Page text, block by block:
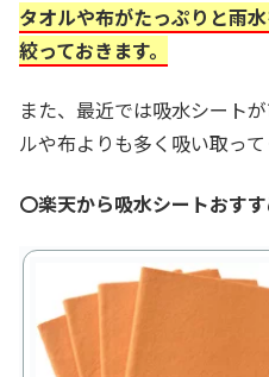
タオルや布がたっぷりと雨
絞っておきます。
また、最近では吸水シート
ルや布よりも多く吸い取って
〇楽天から吸水シートおす